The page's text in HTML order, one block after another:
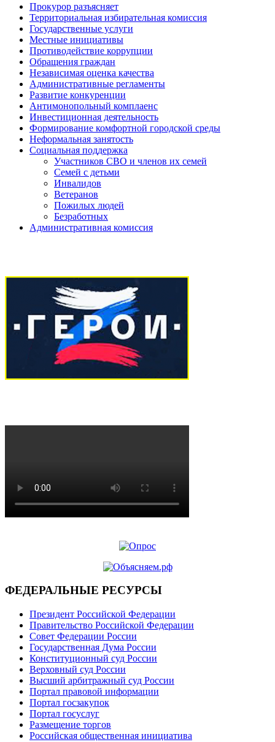
Прокурор разъясняет
Территориальная избирательная комиссия
Государственные услуги
Местные инициативы
Противодействие коррупции
Обращения граждан
Независимая оценка качества
Административные регламенты
Развитие конкуренции
Антимонопольный комплаенс
Инвестиционная деятельность
Формирование комфортной городской среды
Неформальная занятость
Социальная поддержка
Участников СВО и членов их семей
Семей с детьми
Инвалидов
Ветеранов
Пожилых людей
Безработных
Административная комиссия
ФЕДЕРАЛЬНЫЕ РЕСУРСЫ
Президент Российской Федерации
Правительство Российской Федерации
Совет Федерации России
Государственная Дума России
Конституционный суд России
Верховный суд России
Высший арбитражный суд России
Портал правовой информации
Портал госзакупок
Портал госуслуг
Размещение торгов
Российская общественная инициатива